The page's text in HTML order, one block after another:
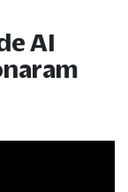
AI